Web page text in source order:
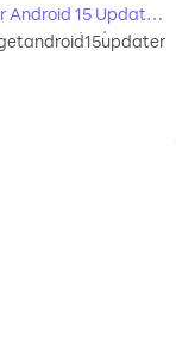
Android 15 Update :
computador